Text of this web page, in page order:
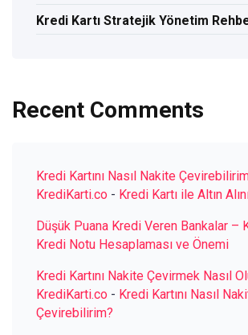
Kredi Kartı Stratejik Yönetim
Recent Comments
Kredi Kartını Nasıl Nakite
KrediKarti.co - Kredi Kartı ile Altın
Düşük Puana Kredi Veren Bankalar –
Kredi Notu Hesaplaması ve Önemi
Kredi Kartını Nakite Çevirmek Nasıl
KrediKarti.co - Kredi Kartını Nasıl
Çevirebilirim?